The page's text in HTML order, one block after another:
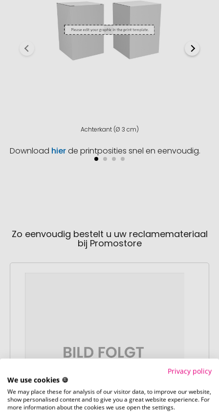
Achterkant (Ø 3 cm)
Download hierde printposities snel en eenvoudig.
Zo eenvoudig bestelt u uw reclamemateriaal
bij Promostore
Privacy policy
We use cookies 🍪
We may place these for analysis of our visitor data, to improve our website,
show personalised content and to give you a great website experience. For
more information about the cookies we use open the settings.